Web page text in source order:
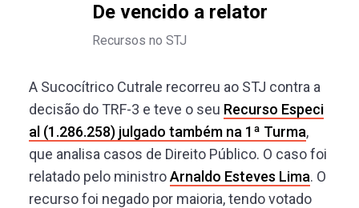
De vencido a relator
Recursos no STJ
A Sucocítrico Cutrale recorreu ao STJ contra a
decisão do TRF-3 e teve o seu Recurso Especi
al (1.286.258) julgado também na 1ª Turma,
que analisa casos de Direito Público. O caso foi
relatado pelo ministroArnaldo Esteves Lima. O
recurso foi negado por maioria, tendo votado